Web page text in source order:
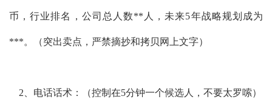
币，行业排名，公司总人数**人，未来5年战略规划成为
***。（突出卖点，严禁摘抄和拷贝网上文字）
2、电话话术：（控制在5分钟一个候选人，不要太罗嗦）